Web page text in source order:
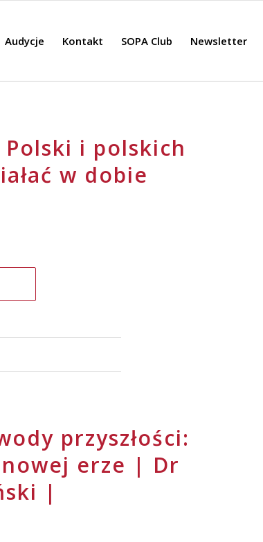
Audycje Kontakt SOPA Club Newsletter
i polskich
w dobie
przyszłości:
erze | Dr
|